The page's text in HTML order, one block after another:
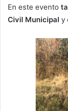
En este evento
Civil Municipal y